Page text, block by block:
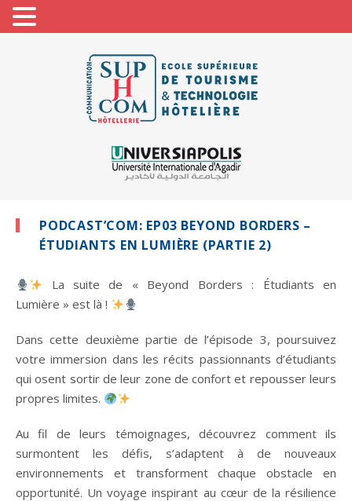
PODCAST’COM: EP03 BEYOND BORDERS –
ÉTUDIANTS EN LUMIÈRE (PARTIE 2)
La suite de « Beyond Borders : Étudiants en
Lumière » est là !
Dans cette deuxième partie de l’épisode 3, poursuivez
votre immersion dans les récits passionnants d’étudiants
qui osent sortir de leur zone de confort et repousser leurs
propres limites.
Au fil de leurs témoignages, découvrez comment ils
surmontent les défis, s’adaptent à de nouveaux
environnements et transforment chaque obstacle en
opportunité. Un voyage inspirant au cœur de la résilience